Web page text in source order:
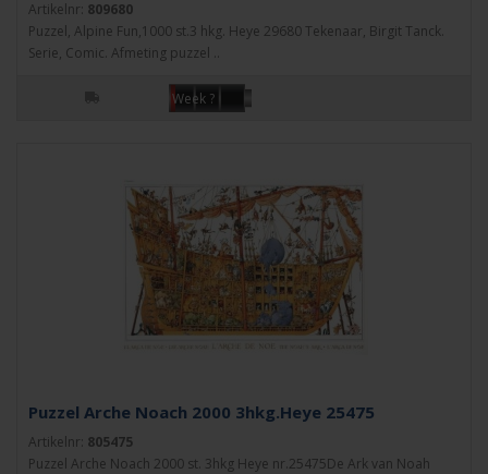
Artikelnr: 809680
Puzzel, Alpine Fun,1000 st.3 hkg. Heye 29680 Tekenaar, Birgit Tanck.
Serie, Comic. Afmeting puzzel ..
Week ?
Puzzel Arche Noach 2000 3hkg.Heye 25475
Artikelnr: 805475
Puzzel Arche Noach 2000 st. 3hkg Heye nr.25475De Ark van Noah